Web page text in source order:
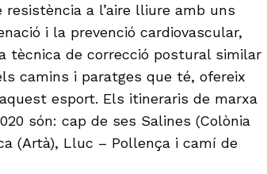
a l’aire lliure amb uns
i la prevenció cardiovascular,
tècnica de correcció postural similar
camins i paratges que té, ofereix
esport. Els itineraris de marxa
són: cap de ses Salines (Colònia
(Artà), Lluc – Pollença i camí de